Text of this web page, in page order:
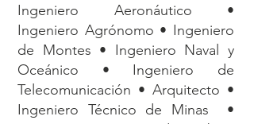
Ingeniero Aeronáutico •
Ingeniero Agrónomo • Ingeniero
de Montes • Ingeniero Naval y
Oceánico • Ingeniero de
Telecomunicación • Arquitecto •
Ingeniero Técnico de Minas •